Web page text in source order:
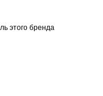
этого бренда